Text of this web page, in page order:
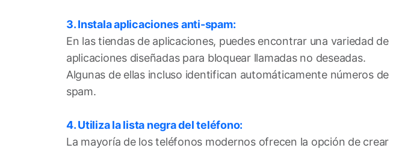
3. Instala aplicaciones anti-spam:
En las tiendas de aplicaciones, puedes encontrar una variedad de
aplicaciones diseñadas para bloquear llamadas no deseadas.
Algunas de ellas incluso identifican automáticamente números de
spam.
4. Utiliza la lista negra del teléfono:
La mayoría de los teléfonos modernos ofrecen la opción de crear